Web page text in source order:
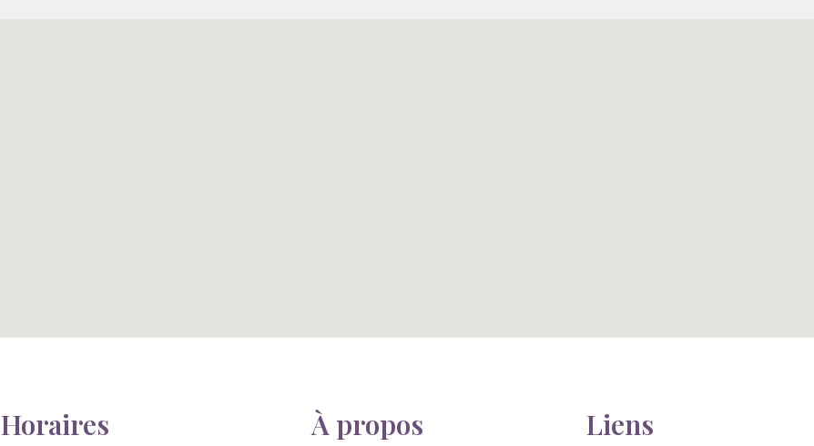
Horaires À propos Liens